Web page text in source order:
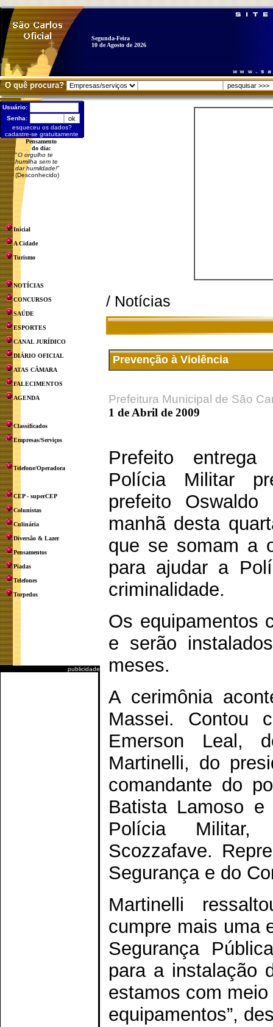
Segunda-Feira
10 de Agosto de 2026
O quê procura?
Usuário:
Senha:
esqueceu os dados?
cadastre-se gratuitamente
Pensamento
do dia:
"O orgulho te
humilha sem te
dar humildade!"
(Desconhecido)
Inicial
A Cidade
Turismo
NOTÍCIAS
CONCURSOS
SAÚDE
ESPORTES
CANAL JURÍDICO
DIÁRIO OFICIAL
ATAS CÂMARA
FALECIMENTOS
AGENDA
Classificados
Empresas/Serviços
Telefone/Operadora
CEP - superCEP
Colunistas
Culinária
Diversão & Lazer
Pensamentos
Piadas
Telefones
Torpedos
publicidade
/ Notícias
Prevenção à Violência
Prefeitura Municipal de São
1 de Abril de 2009
Prefeito
Polícia Militar
prefeito
manhã desta
que se somam a
para ajudar a
criminalidade.
Os equipamentos
e serão
meses.
A cerimônia
Massei. Contou
Emerson Leal,
Martinelli, do
comandante do
Batista Lamoso
Polícia Militar,
Scozzafave.
Segurança e do
Martinelli
cumpre mais uma
Segurança
para a instalação
estamos com
equipamentos”,